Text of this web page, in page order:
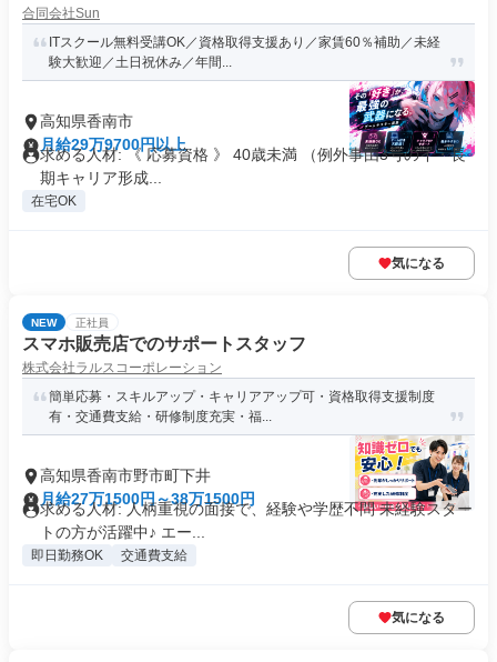
合同会社Sun
ITスクール無料受講OK／資格取得支援あり／家賃60％補助／未経
験大歓迎／土日祝休み／年間...
高知県香南市
月給29万9700円以上
求める人材: 《 応募資格 》 40歳未満 （例外事由3号のイ・長
期キャリア形成...
在宅OK
気になる
NEW 正社員
スマホ販売店でのサポートスタッフ
株式会社ラルスコーポレーション
簡単応募・スキルアップ・キャリアアップ可・資格取得支援制度
有・交通費支給・研修制度充実・福...
高知県香南市野市町下井
月給27万1500円～38万1500円
求める人材: 人柄重視の面接で、経験や学歴不問 未経験スター
トの方が活躍中♪ エー...
即日勤務OK 交通費支給
気になる